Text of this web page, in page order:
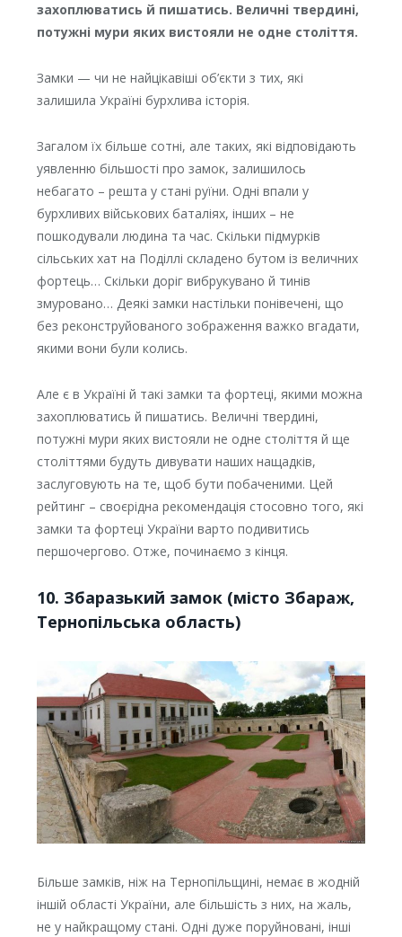
захоплюватись й пишатись. Величні твердині,
потужні мури яких вистояли не одне століття.
Замки — чи не найцікавіші об’єкти з тих, які
залишила Україні бурхлива історія.
Загалом їх більше сотні, але таких, які відповідають
уявленню більшості про замок, залишилось
небагато – решта у стані руїни. Одні впали у
бурхливих військових баталіях, інших – не
пошкодували людина та час. Скільки підмурків
сільських хат на Поділлі складено бутом із величних
фортець… Скільки доріг вибрукувано й тинів
змуровано… Деякі замки настільки понівечені, що
без реконструйованого зображення важко вгадати,
якими вони були колись.
Але є в Україні й такі замки та фортеці, якими можна
захоплюватись й пишатись. Величні твердині,
потужні мури яких вистояли не одне століття й ще
століттями будуть дивувати наших нащадків,
заслуговують на те, щоб бути побаченими. Цей
рейтинг – своєрідна рекомендація стосовно того, які
замки та фортеці України варто подивитись
першочергово. Отже, починаємо з кінця.
10. Збаразький замок (місто Збараж,
Тернопільська область)
Більше замків, ніж на Тернопільщині, немає в жодній
іншій області України, але більшість з них, на жаль,
не у найкращому стані. Одні дуже поруйновані, інші